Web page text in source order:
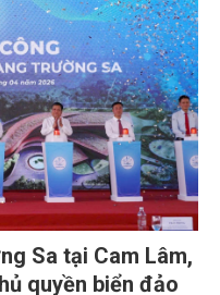
Sa tại Cam Lâm,
quyền biển đảo